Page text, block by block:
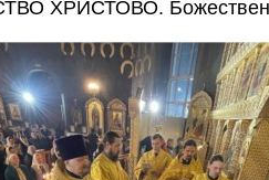
ХРИСТОВО.